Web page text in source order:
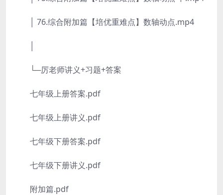
│ 76.综合附加篇【培优重难点】数轴动点.mp4
└─厉老师讲义+习题+答案
七年级上册答案.pdf
七年级上册讲义.pdf
七年级下册答案.pdf
七年级下册讲义.pdf
附加篇.pdf